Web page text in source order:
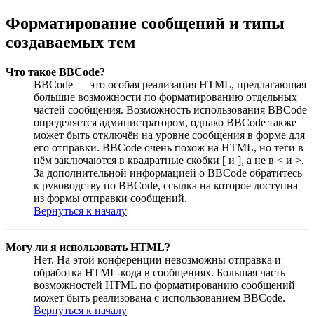
Форматирование сообщений и типы
создаваемых тем
Что такое BBCode?
BBCode — это особая реализация HTML, предлагающая
большие возможности по форматированию отдельных
частей сообщения. Возможность использования BBCode
определяется администратором, однако BBCode также
может быть отключён на уровне сообщения в форме для
его отправки. BBCode очень похож на HTML, но теги в
нём заключаются в квадратные скобки [ и ], а не в < и >.
За дополнительной информацией о BBCode обратитесь
к руководству по BBCode, ссылка на которое доступна
из формы отправки сообщений.
Вернуться к началу
Могу ли я использовать HTML?
Нет. На этой конференции невозможны отправка и
обработка HTML-кода в сообщениях. Большая часть
возможностей HTML по форматированию сообщений
может быть реализована с использованием BBCode.
Вернуться к началу